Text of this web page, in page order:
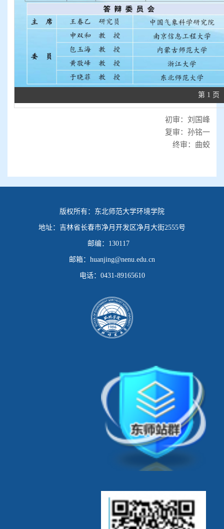
第 1 页
初审：刘国峰
复审：孙铭一
终审：曲蛟
版权所有： 东北师范大学环境学院
地址： 吉林省长春市净月开发区净月大街2555号
邮编： 130117
邮箱： huanjing@nenu.edu.cn
电话： 0431-89165610